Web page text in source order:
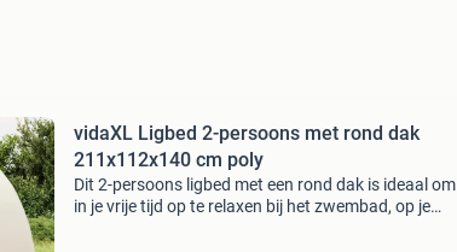
vidaXL Ligbed 2-persoons met rond dak
211x112x140 cm poly
Dit 2-persoons ligbed met een rond dak is ideaal om
in je vrije tijd op te relaxen bij het zwembad, op je